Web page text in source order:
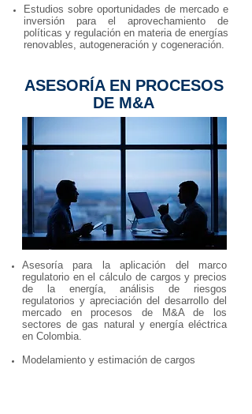
Estudios sobre oportunidades de mercado e
inversión para el aprovechamiento de
políticas y regulación en materia de energías
renovables, autogeneración y cogeneración.
ASESORÍA EN PROCESOS
DE M&A
Asesoría para la aplicación del marco
regulatorio en el cálculo de cargos y precios
de la energía, análisis de riesgos
regulatorios y apreciación del desarrollo del
mercado en procesos de M&A de los
sectores de gas natural y energía eléctrica
en Colombia.
Modelamiento y estimación de cargos